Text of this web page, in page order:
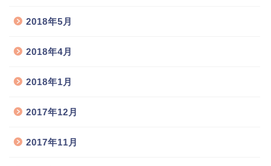
2018年5月
2018年4月
2018年1月
2017年12月
2017年11月